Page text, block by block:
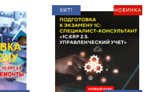
НОВИНКА
ХИТ!